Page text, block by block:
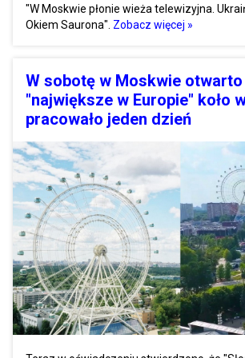
"W Moskwie płonie wieża telewizyjna.
Okiem Saurona". Zobacz więcej »
W sobotę w Moskwie otwarto
"największe w Europie" koło
pracowało jeden dzień